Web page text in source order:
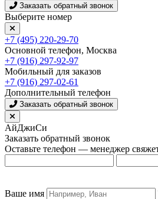
Заказать обратный звонок
Выберите номер
+7 (495) 220-29-70
Основной телефон, Москва
+7 (916) 297-92-97
Мобильный для заказов
+7 (916) 297-02-61
Дополнительный телефон
Заказать обратный звонок
АйДжиСи
Заказать обратный звонок
Оставьте телефон — менеджер
Ваше имя